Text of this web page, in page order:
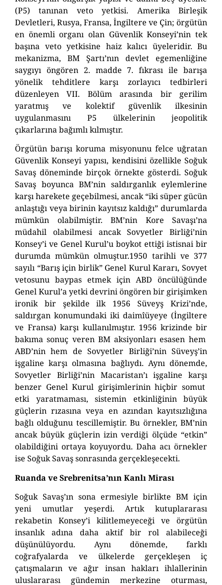
(P5) tanınan veto yetkisi. Amerika Birleşik
Devletleri, Rusya, Fransa, İngiltere ve Çin; örgütün
en önemli organı olan Güvenlik Konseyi’nin tek
başına veto yetkisine haiz kalıcı üyeleridir. Bu
mekanizma, BM Şartı’nın devlet egemenliğine
saygıyı öngören 2. madde 7.fıkrası ile barışa
yönelik tehditlere karşı zorlayıcı tedbirleri
düzenleyen VII. Bölüm arasında bir gerilim
yaratmış ve kolektif güvenlik ilkesinin
uygulanmasını P5 ülkelerinin jeopolitik
çıkarlarına bağımlı kılmıştır.
Örgütün barışı koruma misyonunu felce uğratan
Güvenlik Konseyi yapısı, kendisini özellikleSoğuk
Savaş dönemindebirçokörnekte gösterdi. Soğuk
Savaş boyunca BM’nin saldırganlık eylemlerine
karşı harekete geçebilmesi, ancak “iki süper gücün
anlaştığı veya birinin kayıtsız kaldığı” durumlarda
mümkün olabilmiştir. BM’nin Kore Savaşı’na
müdahil olabilmesi ancak Sovyetler Birliği’nin
Konsey’i ve Genel Kurul’u boykot ettiği istisnai bir
durumda mümkün olmuştur.1950 tarihli ve 377
sayılı “Barış için birlik” Genel Kurul Kararı, Sovyet
vetosunu baypas etmek için ABD öncülüğünde
Genel Kurul’a yetki devrini öngören bir girişimken
ironik bir şekilde ilk 1956 Süveyş Krizi’nde,
saldırgan konumundaki iki daimîüyeye (İngiltere
ve Fransa) karşı kullanılmıştır. 1956 krizinde bir
bakıma sonuç veren BM aksiyonları esasen hem
ABD’nin hem de Sovyetler Birliği’nin Süveyş’in
işgaline karşı olmasına bağlıydı. Aynı dönemde,
Sovyetler Birliği’nin Macaristan’ı işgaline karşı
benzer Genel Kurul girişimlerinin hiçbir somut
etki yaratmaması,
sistemin etkinliğinin büyük
güçlerin rızasına veya en azından kayıtsızlığına
bağlı olduğunu tescillemiştir.Bu örnekler, BM’nin
ancak büyük güçlerin izin verdiği ölçüde “etkin”
olabildiğini ortaya koyuyordu. Daha acı örnekler
ise Soğuk Savaş sonrasında gerçekleşecekti.
Ruanda ve Srebrenitsa’nın Kanlı Mirası
Soğuk Savaş’ın sona ermesiyle birlikte BM için
yeni umutlar yeşerdi. Artık kutuplararası
rekabetin Konsey’i kilitlemeyeceği ve örgütün
insanlık adına daha aktif bir rol alabileceği
düşünülüyordu. Aynı dönemde, farklı
coğrafyalarda ve ülkelerde gerçekleşen iç
çatışmaların ve ağır insan hakları ihlallerinin
uluslararası gündemin merkezine oturması,